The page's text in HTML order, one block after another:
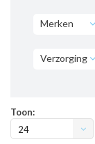
Merken
Verzorging
Toon:
24